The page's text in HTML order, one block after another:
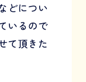
どについ
いるので
て頂きた